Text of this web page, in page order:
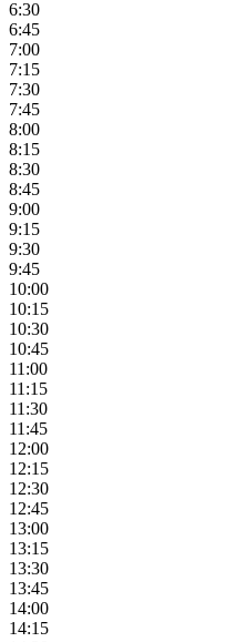
6:30
6:45
7:00
7:15
7:30
7:45
8:00
8:15
8:30
8:45
9:00
9:15
9:30
9:45
10:00
10:15
10:30
10:45
11:00
11:15
11:30
11:45
12:00
12:15
12:30
12:45
13:00
13:15
13:30
13:45
14:00
14:15